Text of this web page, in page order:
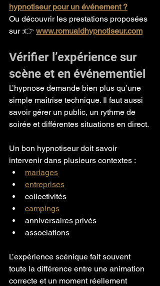
hypnotiseur pour un événement ?
Ou découvrir les prestations proposées
sur :👉 www.romualdhypnotiseur.com
Vérifier l’expérience sur
scène et en événementiel
L’hypnose demande bien plus qu’une
simple maîtrise technique. Il faut aussi
savoir gérer un public, un rythme de
soirée et différentes situations en direct.
Un bon hypnotiseur doit savoir
intervenir dans plusieurs contextes :
mariages
entreprises
collectivités
campings
anniversaires privés
associations
L’expérience scénique fait souvent
toute la différence entre une animation
correcte et un moment réellement